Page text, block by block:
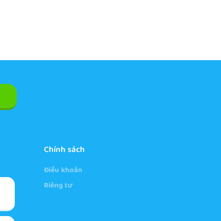
Chính sách
Điều khoản
Riêng tư